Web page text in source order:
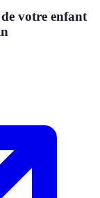
votre enfant